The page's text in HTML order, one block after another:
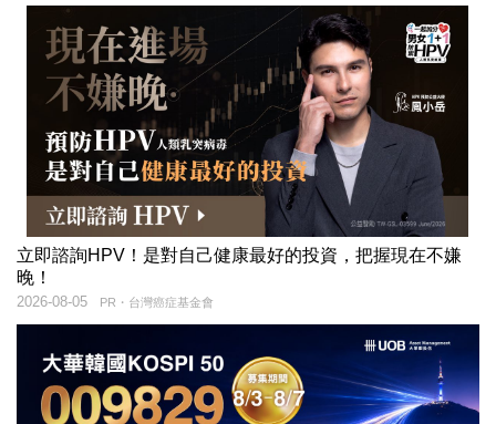
立即諮詢HPV！是對自己健康最好的投資，把握現在不嫌
晚！
PR・台灣癌症基金會
2026-08-05